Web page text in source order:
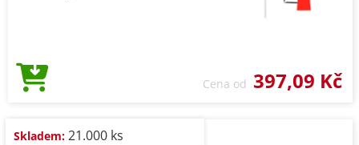
Cena od 397,09 Kč
Skladem: 21.000 ks